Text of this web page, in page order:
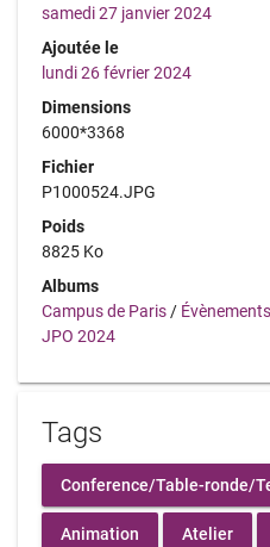
samedi 27 janvier 2024
Ajoutée le
lundi 26 février 2024
Dimensions
6000*3368
Fichier
P1000524.JPG
Poids
8825 Ko
Albums
Campus de Paris / Évènements
JPO 2024
Tags
Conference/Table-ronde/
Animation Atelier